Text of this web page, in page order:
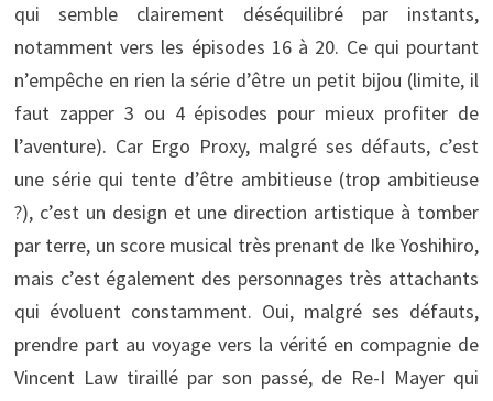
qui semble clairement déséquilibré par instants,
notamment vers les épisodes 16 à 20. Ce qui pourtant
n’empêche en rien la série d’être un petit bijou (limite, il
faut zapper 3 ou 4 épisodes pour mieux profiter de
l’aventure). Car Ergo Proxy, malgré ses défauts, c’est
une série qui tente d’être ambitieuse (trop ambitieuse
?), c’est un design et une direction artistique à tomber
par terre, un score musical très prenant de Ike Yoshihiro,
mais c’est également des personnages très attachants
qui évoluent constamment. Oui, malgré ses défauts,
prendre part au voyage vers la vérité en compagnie de
Vincent Law tiraillé par son passé, de Re-I Mayer qui